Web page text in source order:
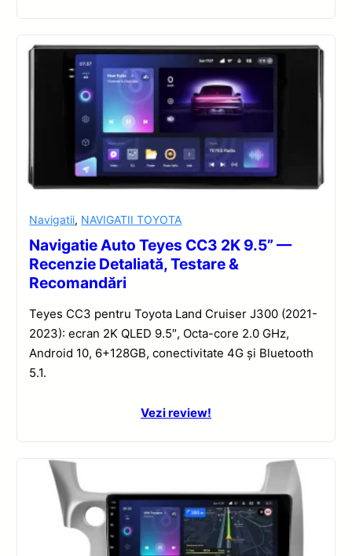
Navigatii, NAVIGATII TOYOTA
Navigatie Auto Teyes CC3 2K 9.5” —
Recenzie Detaliată, Testare &
Recomandări
Teyes CC3 pentru Toyota Land Cruiser J300 (2021-
2023): ecran 2K QLED 9.5″, Octa-core 2.0 GHz,
Android 10, 6+128GB, conectivitate 4G și Bluetooth
5.1.
Vezi review!